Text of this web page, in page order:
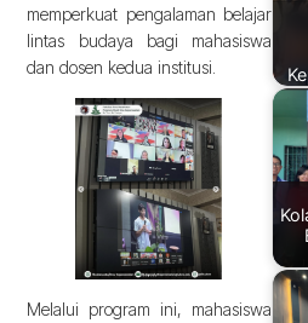
memperkuat pengalaman belajar
lintas budaya bagi mahasiswa
dan dosen kedua institusi.
Melalui program ini, mahasiswa